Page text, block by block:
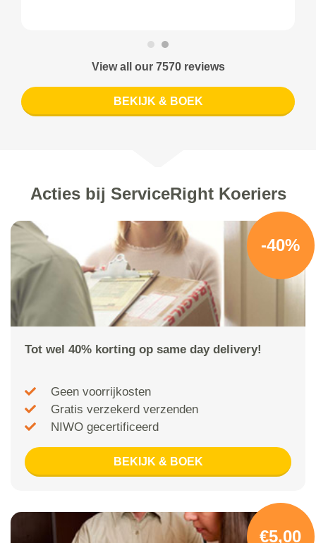
View all our 7570 reviews
BEKIJK & BOEK
Acties bij ServiceRight Koeriers
-40%
Tot wel 40% korting op same day delivery!
Geen voorrijkosten
Gratis verzekerd verzenden
NIWO gecertificeerd
BEKIJK & BOEK
€5,00